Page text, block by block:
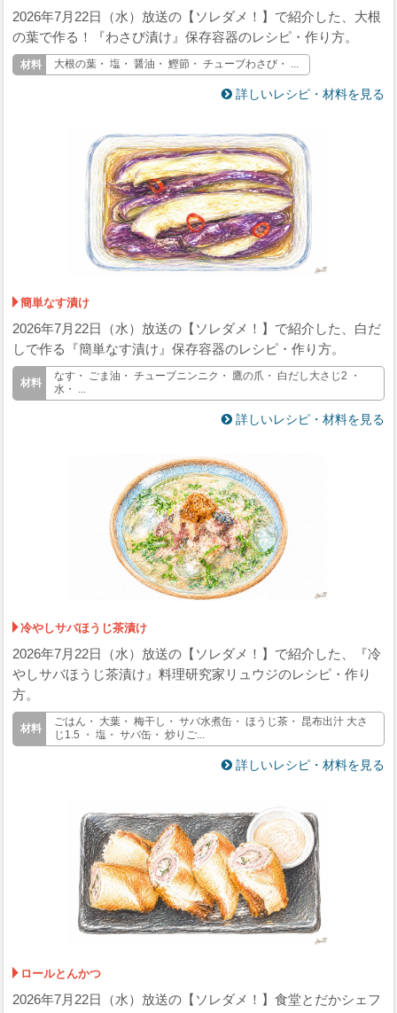
2026年7月22日（水）放送の【ソレダメ！】で紹介した、大根
の葉で作る！『わさび漬け』保存容器のレシピ・作り方。
大根の葉・ 塩・ 醤油・ 鰹節・ チューブわさび・ ...
詳しいレシピ・材料を見る
簡単なす漬け
2026年7月22日（水）放送の【ソレダメ！】で紹介した、白だ
しで作る『簡単なす漬け』保存容器のレシピ・作り方。
なす・ ごま油・ チューブニンニク・ 鷹の爪・ 白だし大さじ2 ・
水・ ...
詳しいレシピ・材料を見る
冷やしサバほうじ茶漬け
2026年7月22日（水）放送の【ソレダメ！】で紹介した、『冷
やしサバほうじ茶漬け』料理研究家リュウジのレシピ・作り
方。
ごはん・ 大葉・ 梅干し・ サバ水煮缶・ ほうじ茶・ 昆布出汁 大さ
じ1.5 ・ 塩・ サバ缶・ 炒りご...
詳しいレシピ・材料を見る
ロールとんかつ
2026年7月22日（水）放送の【ソレダメ！】食堂とだかシェフ